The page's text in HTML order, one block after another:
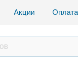
Акции Оплата